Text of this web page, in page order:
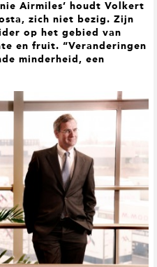
Airmiles’ houdt Volkert
zich niet bezig. Zijn
op het gebied van
en fruit. “Veranderingen
minderheid, een